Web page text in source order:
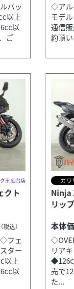
バッ
以上
以
ご
◇アル
モデ
通信
約頂
王 仙台店
クト
（税込）
フェ
ター
以上
以
カワ
Ninja
リッ
本体
リア
売で
た...